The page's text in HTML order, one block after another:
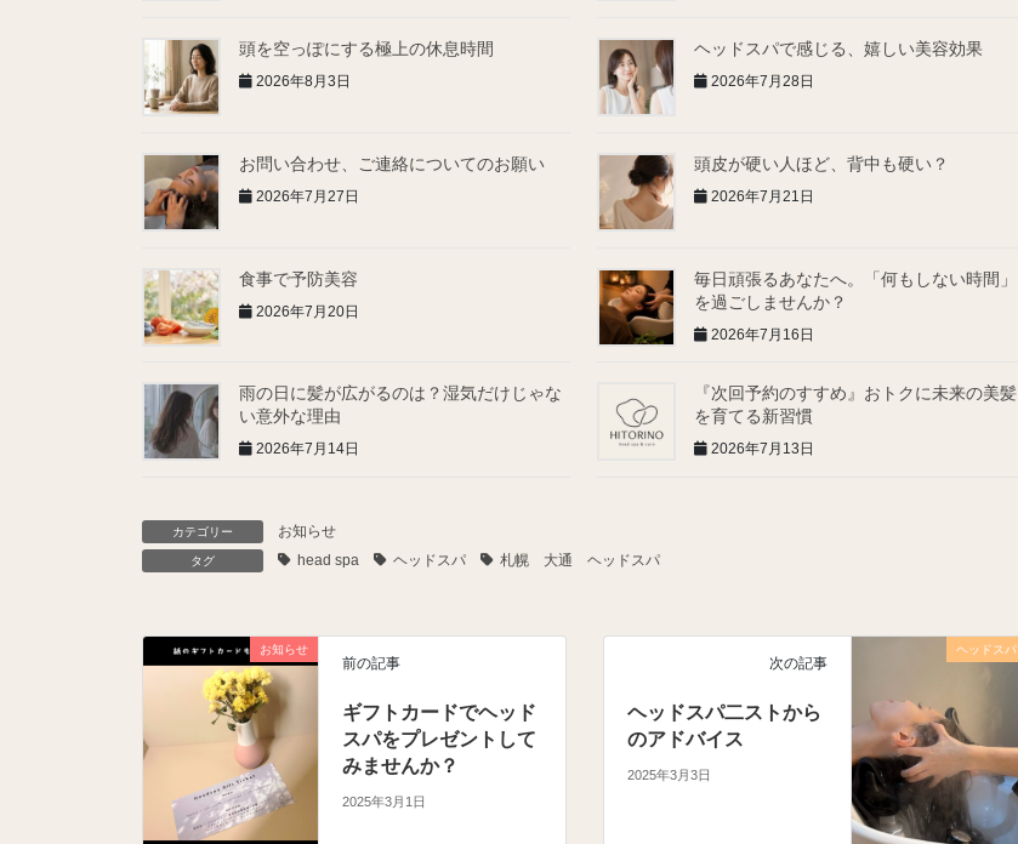
頭を空っぽにする極上の休息時間
2026年8月3日
ヘッドスパで感じる、嬉しい美容効果
2026年7月28日
お問い合わせ、ご連絡についてのお願い
2026年7月27日
頭皮が硬い人ほど、背中も硬い？
2026年7月21日
食事で予防美容
2026年7月20日
毎日頑張るあなたへ。「何もしない時間」
を過ごしませんか？
2026年7月16日
雨の日に髪が広がるのは？湿気だけじゃな
い意外な理由
2026年7月14日
『次回予約のすすめ』おトクに未来の美髪
を育てる新習慣
2026年7月13日
カテゴリー お知らせ
タグ head spa ヘッドスパ 札幌 大通 ヘッドスパ
お知らせ
前の記事
ギフトカードでヘッド
スパをプレゼントして
みませんか？
2025年3月1日
ヘッドスパ
次の記事
ヘッドスパ二ストから
のアドバイス
2025年3月3日